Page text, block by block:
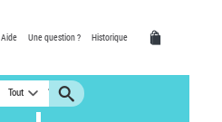
Aide Une question ? Historique
Tout